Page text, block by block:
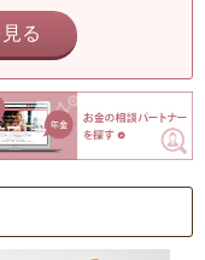
る